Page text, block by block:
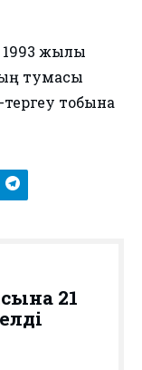
1993 жылы
тумасы
тергеу тобына
21